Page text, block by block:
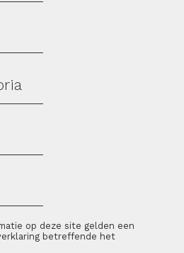
op deze site gelden een
betreffende het